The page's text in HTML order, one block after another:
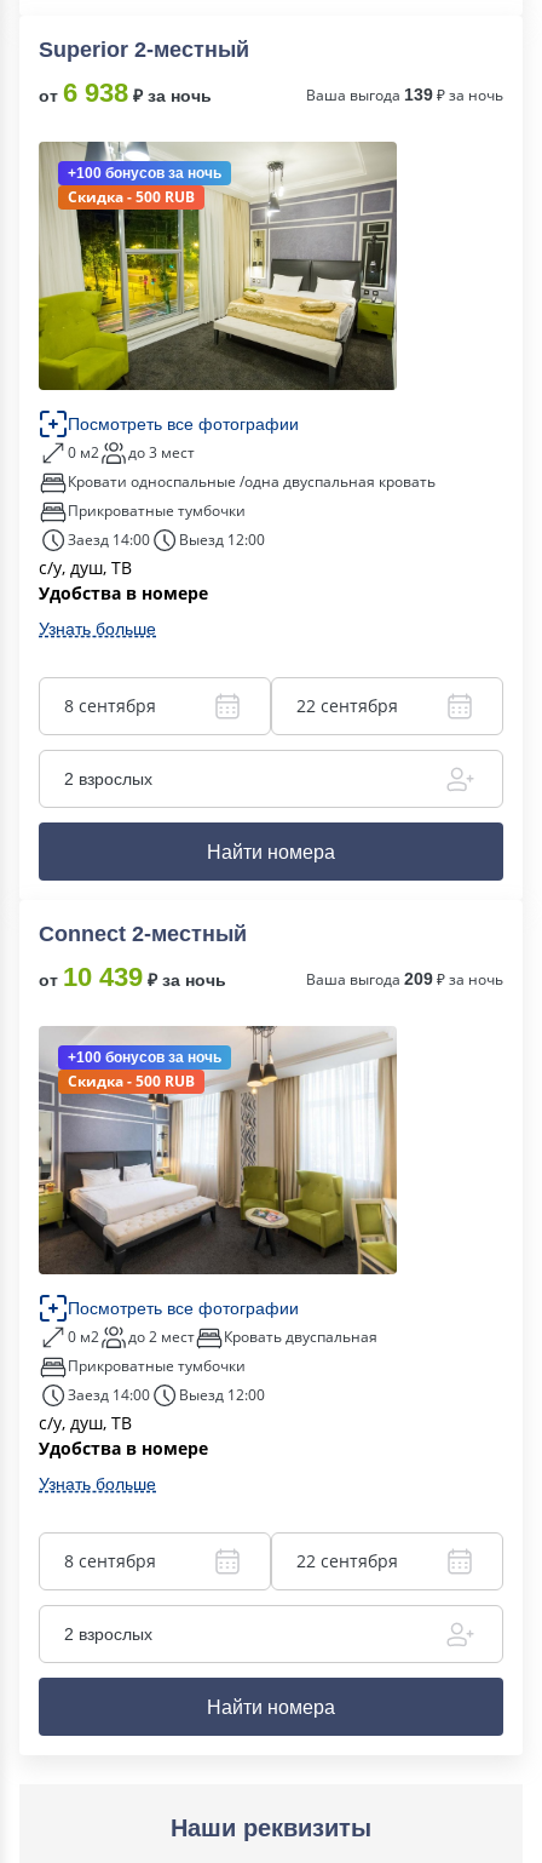
Superior 2-местный
от 6 938 ₽ за ночь Ваша выгода 139₽ за ночь
+100 бонусов за ночь
Скидка - 500 RUB
Посмотреть все фотографии
0 м2
до 3 мест
Кровати односпальные /одна двуспальная кровать
Прикроватные тумбочки
Заезд 14:00
Выезд 12:00
с/у, душ, ТВ
Удобства в номере
Узнать больше
8 сентября 22 сентября
2 взрослых
Найти номера
Connect 2-местный
от 10 439 ₽ за ночь Ваша выгода 209₽ за ночь
+100 бонусов за ночь
Скидка - 500 RUB
Посмотреть все фотографии
0 м2 до 2 мест
Кровать двуспальная
Прикроватные тумбочки
Заезд 14:00
Выезд 12:00
с/у, душ, ТВ
Удобства в номере
Узнать больше
8 сентября 22 сентября
2 взрослых
Найти номера
Наши реквизиты